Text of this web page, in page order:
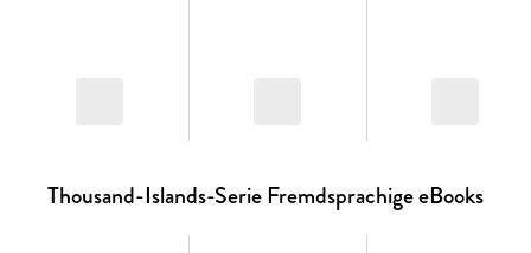
Thousand-Islands-Serie Fremdsprachige eBooks